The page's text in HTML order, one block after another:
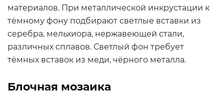
материалов. При металлической инкрустации к
тёмному фону подбирают светлые вставки из
серебра, мельхиора, нержавеющей стали,
различных сплавов. Светлый фон требует
тёмных вставок из меди, чёрного металла.
Блочная мозаика